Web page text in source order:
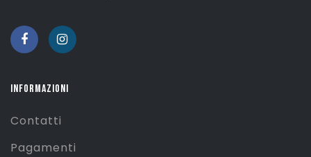
INFORMAZIONI
Contatti
Pagamenti